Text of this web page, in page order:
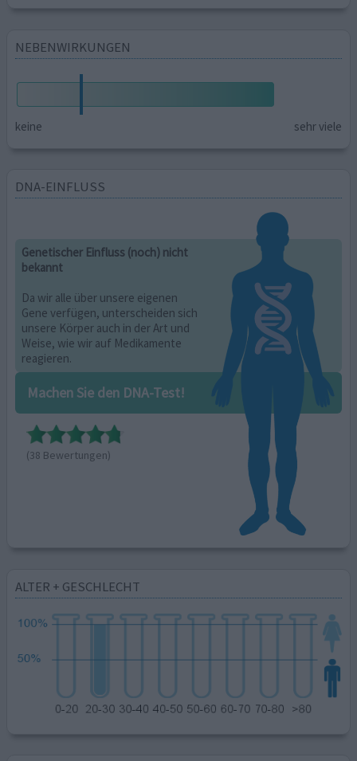
NEBENWIRKUNGEN
keine sehr viele
DNA-EINFLUSS
Genetischer Einfluss (noch) nicht
bekannt
Da wir alle über unsere eigenen
Gene verfügen, unterscheiden sich
unsere Körper auch in der Art und
Weise, wie wir auf Medikamente
reagieren.
Machen Sie den DNA-Test!
(38 Bewertungen)
ALTER + GESCHLECHT